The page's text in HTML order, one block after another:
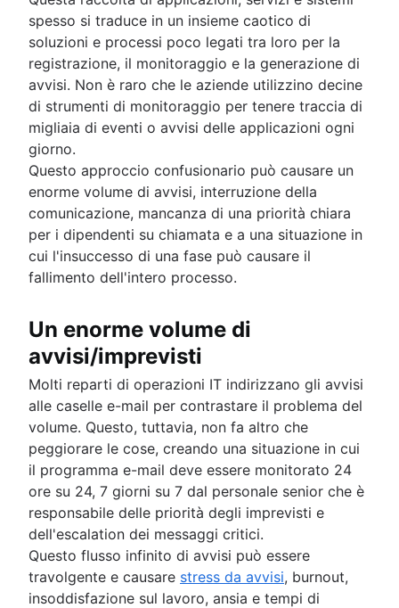
Miglioramento dei processi delle risorse umane
Governance dei dati
Modello di erogazione del servizio per le
umane
Gestione delle conoscenze delle risorse umane
Automazione del flusso di lavoro delle Risorse
umane
spesso si traduce in un insieme caotico di
soluzioni e processi poco legati tra loro per la
registrazione, il monitoraggio e la generazione di
avvisi. Non è raro che le aziende utilizzino decine
di strumenti di monitoraggio per tenere traccia di
migliaia di eventi o avvisi delle applicazioni ogni
giorno.
Questo approccio confusionario può causare un
enorme volume di avvisi, interruzione della
comunicazione, mancanza di una priorità chiara
per i dipendenti su chiamata e a una situazione in
cui l'insuccesso di una fase può causare il
fallimento dell'intero processo.
Un enorme volume di
avvisi/imprevisti
Molti reparti di operazioni IT indirizzano gli avvisi
alle caselle e-mail per contrastare il problema del
volume. Questo, tuttavia, non fa altro che
peggiorare le cose, creando una situazione in cui
il programma e-mail deve essere monitorato 24
ore su 24, 7 giorni su 7 dal personale senior che è
responsabile delle priorità degli imprevisti e
dell'escalation dei messaggi critici.
Questo flusso infinito di avvisi può essere
travolgente e causare stress da avvisi, burnout,
insoddisfazione sul lavoro, ansia e tempi di